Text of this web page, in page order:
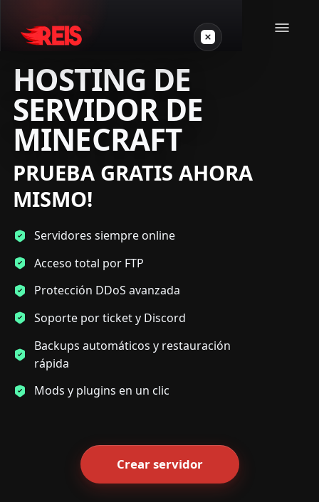
Minecraft
Otros juegos
VPS Gamer
Crear servidor
HOSTING DE
SERVIDOR DE
MINECRAFT
PRUEBA GRATIS AHORA
MISMO!
Servidores siempre online
Acceso total por FTP
Protección DDoS avanzada
Soporte por ticket y Discord
Backups automáticos y restauración
rápida
Mods y plugins en un clic
Crear servidor